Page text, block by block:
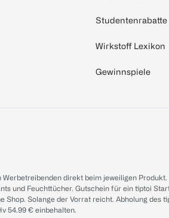
Studentenrabatte
Wirkstoff Lexikon
Gewinnspiele
direkt beim jeweiligen Produkt.
und Feuchttücher. Gutschein für ein tiptoi
Shop. Solange der Vorrat reicht. Abholung
54.99 € einbehalten.